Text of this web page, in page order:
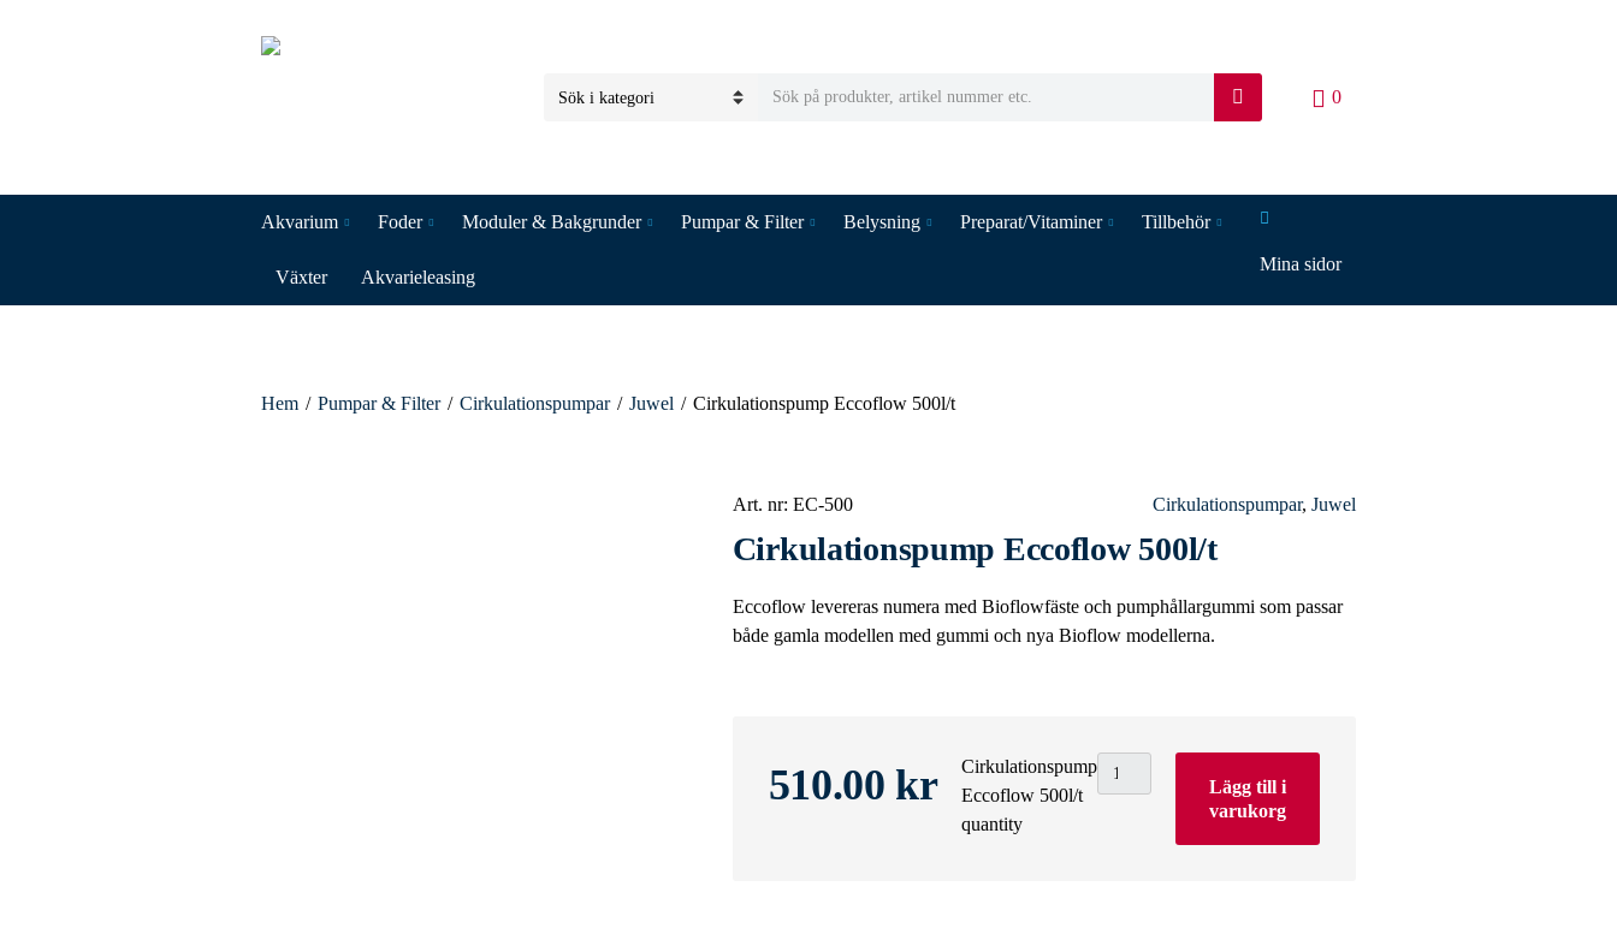
e
g
y
m
c
h
S
0
Akvarium Foder Moduler & Bakgrunder Pumpar & Filter Belysning Preparat/Vitaminer Tillbehör
Växter Akvarieleasing
Mina sidor
Hem / Pumpar & Filter / Cirkulationspumpar / Juwel / Cirkulationspump Eccoflow 500l/t
Art. nr: EC-500 Cirkulationspumpar, Juwel
Cirkulationspump Eccoflow 500l/t
Eccoflow levereras numera med Bioflowfäste och pumphållargummi som passar
både gamla modellen med gummi och nya Bioflow modellerna.
510.00kr
Cirkulationspump
Eccoflow 500l/t
quantity
Lägg till i
varukorg